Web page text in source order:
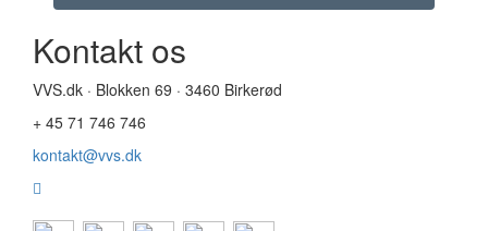
Kontakt os
VVS.dk · Blokken 69 · 3460 Birkerød
+ 45 71 746 746
kontakt@vvs.dk